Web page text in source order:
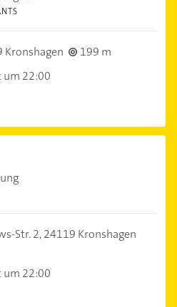
Kronshagen
199 m
um 22:00
Str. 2,24119 Kronshagen
um 22:00